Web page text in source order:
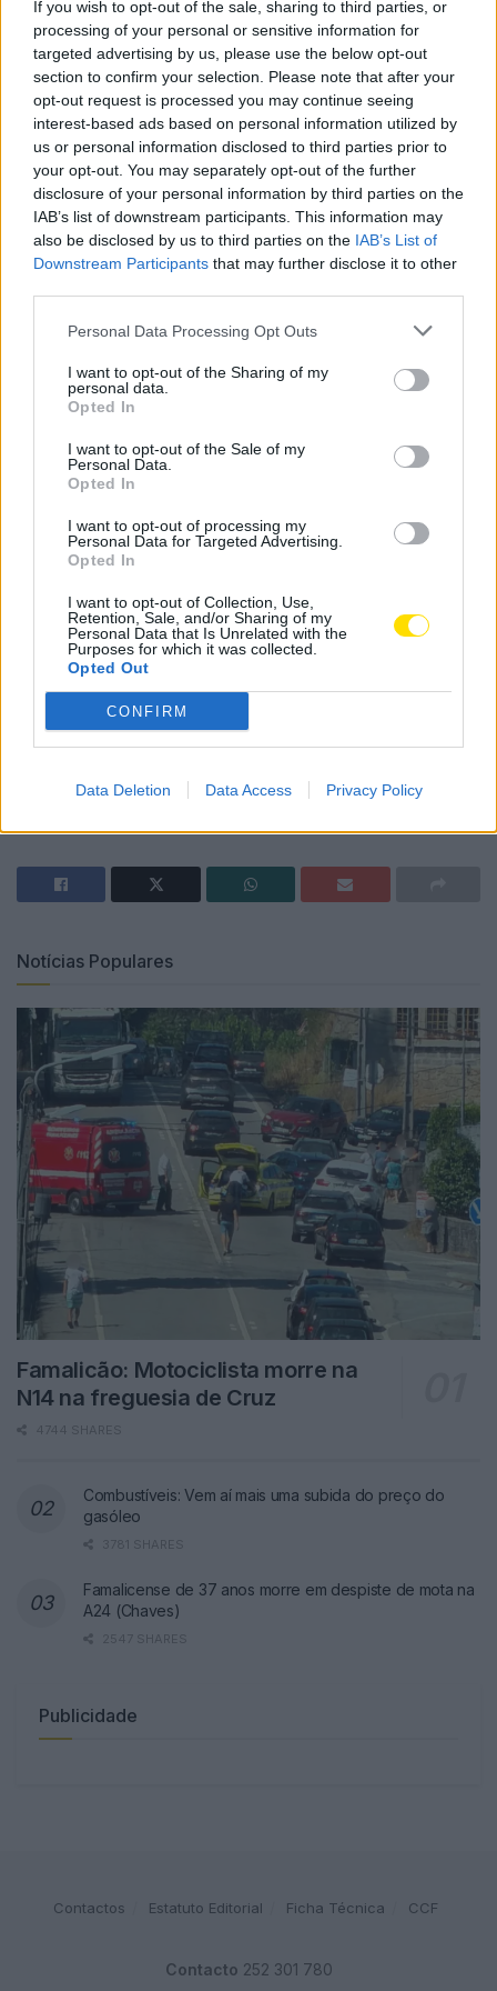
If you wish to opt-out of the sale, sharing to third parties, or
processing of your personal or sensitive information for
targeted advertising by us, please use the below opt-out
section to confirm your selection. Please note that after your
opt-out request is processed you may continue seeing
interest-based ads based on personal information utilized by
us or personal information disclosed to third parties prior to
your opt-out. You may separately opt-out of the further
disclosure of your personal information by third parties on the
IAB’s list of downstream participants. This information may
also be disclosed by us to third parties on the IAB’s List of
Downstream Participants that may further disclose it to other
Personal Data Processing Opt Outs
I want to opt-out of the Sharing of my
personal data.
Opted In
I want to opt-out of the Sale of my
Personal Data.
Opted In
I want to opt-out of processing my
Personal Data for Targeted Advertising.
Opted In
I want to opt-out of Collection, Use,
Retention, Sale, and/or Sharing of my
Personal Data that Is Unrelated with the
Purposes for which it was collected.
Opted Out
CONFIRM
Data Deletion Data Access Privacy Policy
De referir, que a associação famalicense tem como
grande objetivo, entre outros, de proporcionar aos
indivíduos portadores de deficiência motora de V.N.
Famalicão e arredores o acesso à prática de atividades
desportivas.
associação boccia campeonatos
famalicão
Notícias Populares
Famalicão: Motociclista morre na
N14 na freguesia de Cruz
4744 SHARES
Combustíveis: Vem aí mais uma subida do preço do
gasóleo
3781 SHARES
Famalicense de 37 anos morre em despiste de mota na
A24 (Chaves)
2547 SHARES
Publicidade
Contactos Estatuto Editorial Ficha Técnica CCF
Contacto 252 301 780